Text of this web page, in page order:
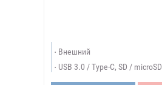
Внешний
USB 3.0 / Type-C, SD / microSD